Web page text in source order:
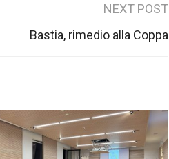
NEXT POST
Bastia, rimedio alla Coppa